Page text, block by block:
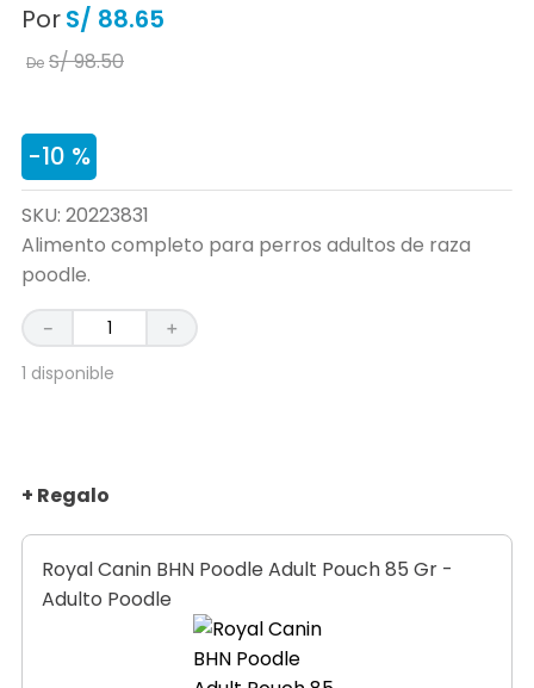
De S/98.50
PorS/ 88.65
-10 %
SKU: 20223831
Alimento completo para perros adultos de raza
poodle.
＋
－
1 disponible
+ Regalo
Royal Canin BHN Poodle Adult Pouch 85 Gr -
Adulto Poodle